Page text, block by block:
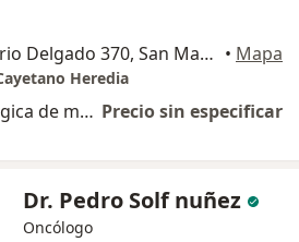
Avenida Honorio Delgado 370, San Martín de Porres • Mapa
Heredia
Biópsia quirúrgica de mama Precio sin especificar
Dr. Pedro Solf nuñez
Oncólogo